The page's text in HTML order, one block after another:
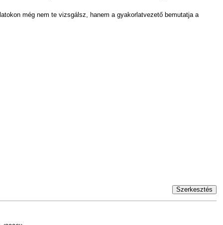
még nem te vizsgálsz, hanem a gyakorlatvezető bemutatja a
Szerkesztés